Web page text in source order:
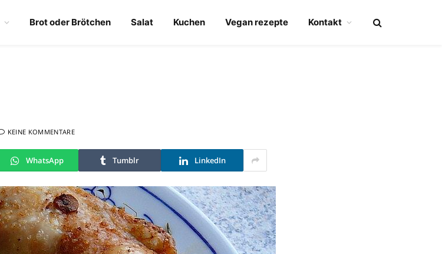
Brot oder Brötchen Salat Kuchen Vegan rezepte Kontakt
KEINE KOMMENTARE
WhatsApp Tumblr LinkedIn